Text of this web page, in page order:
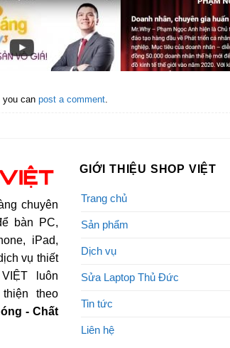
you can post a comment.
chuyên
bàn PC,
iPad,
vụ thiết
luôn
theo
- Chất
GIỚI THIỆU SHOP VIỆT
Trang chủ
Sản phẩm
Dịch vụ
Sửa Laptop Thủ Đức
Tin tức
Liên hệ